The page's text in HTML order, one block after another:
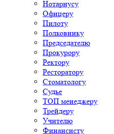
Нотариусу
Офицеру
Пилоту
Полковнику
Председателю
Прокурору
Ректору
Ресторатору
Стоматологу
Судье
ТОП менеджеру
Трейдеру
Учителю
Финансисту